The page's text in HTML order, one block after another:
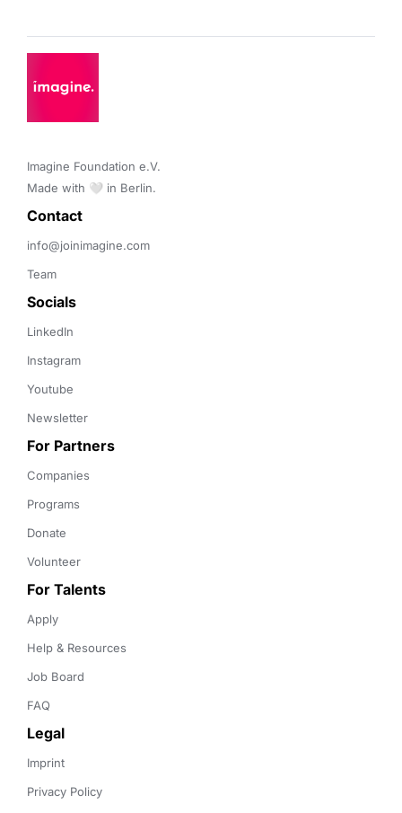
Imagine Foundation e.V.
Made with 🤍 in Berlin.
Contact
info@joinimagine.com
Team
Socials
LinkedIn
Instagram
Youtube
Newsletter
For Partners
Companies
Programs
Donate
Volunteer
For Talents
Apply
Help & Resources
Job Board
FAQ
Legal
Imprint
Privacy Policy